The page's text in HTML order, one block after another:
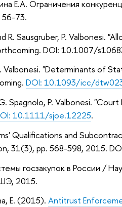
Е.А. Ограничения
73.
R. Sausgruber, P. Valbonesi.
DOI: 10.1007/
Valbonesi. "Determinants of
DOI: 10.1093/icc/
Spagnolo, P. Valbonesi.
10.1111/sjoe.12225.
Qualifications and
31(3), pp. 568-598, 2015.
госзакупок в России /
2015.
E. (2015). Antitrust